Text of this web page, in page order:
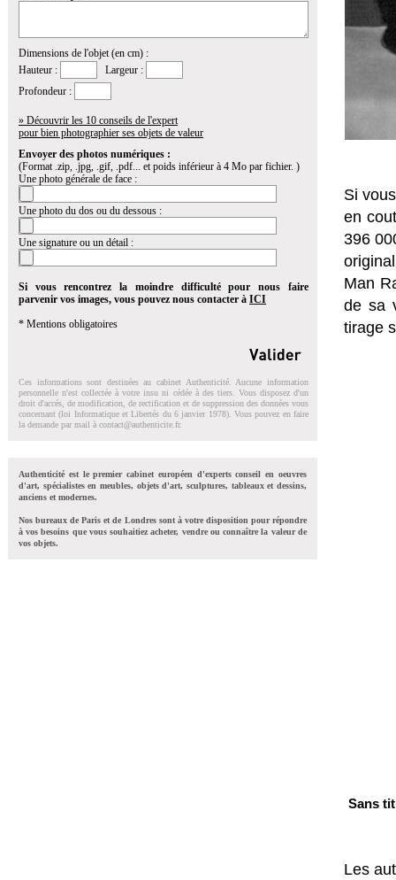
Dimensions de l'objet (en cm) :
Hauteur :
Largeur :
Profondeur :
» Découvrir les 10 conseils de l'expert
pour bien photographier ses objets de valeur
Envoyer des photos numériques :
(Format .zip, .jpg, .gif, .pdf... et poids inférieur à 4 Mo par fichier. )
Une photo générale de face :
Une photo du dos ou du dessous :
Une signature ou un détail :
Si vous rencontrez la moindre difficulté pour nous faire
parvenir vos images, vous pouvez nous contacter à ICI
* Mentions obligatoires
Ces informations sont destinées au cabinet Authenticité. Aucune information
personnelle n'est collectée à votre insu ni cédée à des tiers. Vous disposez d'un
droit d'accés, de modification, de rectification et de suppression des données vous
concernant (loi Informatique et Libertés du 6 janvier 1978). Vous pouvez en faire
la demande par mail à contact@authenticite.fr.
Authenticité est le premier cabinet européen d'experts conseil en oeuvres
d'art, spécialistes en meubles, objets d'art, sculptures, tableaux et dessins,
anciens et modernes.
Nos bureaux de Paris et de Londres sont à votre disposition pour répondre
à vos besoins que vous souhaitiez acheter, vendre ou connaître la valeur de
vos objets.
Si
en
396
Man
de sa
tirage
Sans
Les